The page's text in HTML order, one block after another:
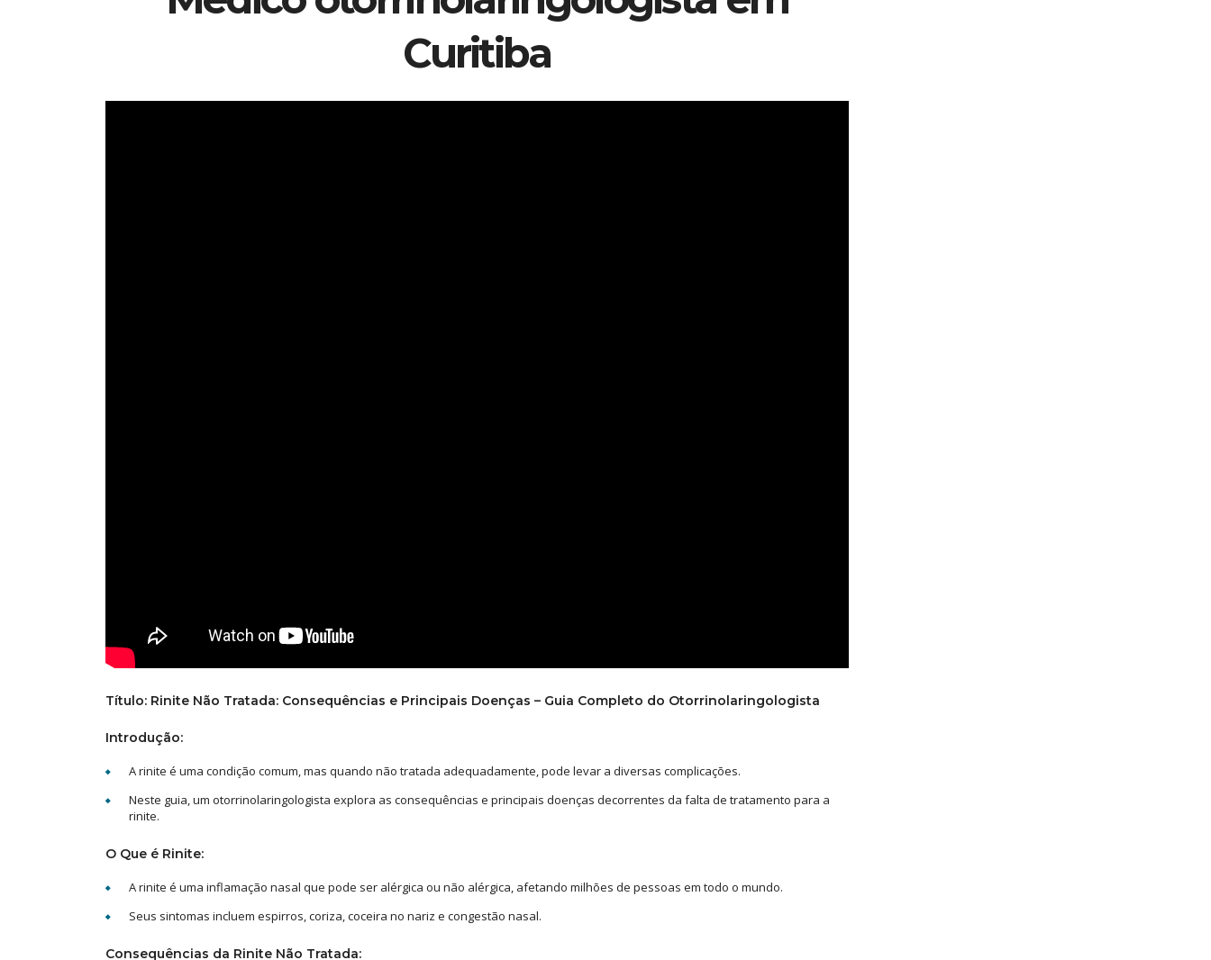
Curitiba
Título: Rinite Não Tratada: Consequências e Principais Doenças – Guia Completo do Otorrinolaringologista
Introdução:
A rinite é uma condição comum, mas quando não tratada adequadamente, pode levar a diversas complicações.
Neste guia, um otorrinolaringologista explora as consequências e principais doenças decorrentes da falta de tratamento para a
rinite.
O Que é Rinite:
A rinite é uma inflamação nasal que pode ser alérgica ou não alérgica, afetando milhões de pessoas em todo o mundo.
Seus sintomas incluem espirros, coriza, coceira no nariz e congestão nasal.
Consequências da Rinite Não Tratada: